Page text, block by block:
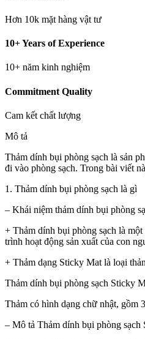
Hơn 10k mặt hàng vật tư
10+ Years of Experience
10+ năm kinh nghiệm
Commitment Quality
Cam kết chất lượng
Mô tả
Thảm dính bụi phòng sạch là sản
đi vào phòng sạch. Trong bài viết
1. Thảm dính bụi phòng sạch là gì
– Khái niệm thảm dính bụi phòng
+ Thảm dính bụi phòng sạch là
trình hoạt động sản xuất của con
+ Thảm dạng Sticky Mat là loại
Thảm dính bụi phòng sạch Sticky
Thảm có hình dạng chữ nhật, gồm
– Mô tả Thảm dính bụi phòng sạch